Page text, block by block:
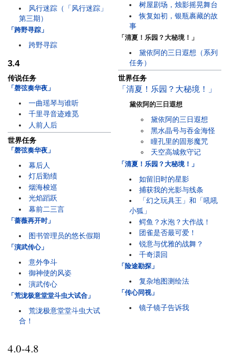
风行迷踪（「风行迷踪」
第三期）
「跨野寻踪」
跨野寻踪
3.4
传说任务
「磬弦奏华夜」
一曲瑶琴与谁听
千里寻音迹难觅
人前人后
世界任务
「磬弦奏华夜」
幕后人
灯后勤绩
烟海梭巡
光焰蹈跃
幕前二三言
「蔷薇再开时」
图书管理员的悠长假期
「演武传心」
意外争斗
御神使的风姿
演武传心
「荒泷极意堂堂斗虫大试合」
荒泷极意堂堂斗虫大试
合！
树屋剧场，烛影摇晃舞台
恢复如初，银瓶裹藏的故
事
「清夏！乐园？大秘境！」
黛依阿的三日遐想（系列
任务）
世界任务
「清夏！乐园？大秘境！」
黛依阿的三日遐想
黛依阿的三日遐想
黑水晶号与吞金海怪
瞳孔里的固形魔咒
天空高城救守记
「清夏！乐园？大秘境！」
如留旧时的星影
捕获我的光影与线条
「幻之玩具王」和「吼吼
小狐」
鳄鱼？水泡？大作战！
团雀是否最可爱！
锐意与优雅的战舞？
千奇澴回
「险途勘探」
复杂地图测绘法
「传心同视」
镜子镜子告诉我
4.0-4.8